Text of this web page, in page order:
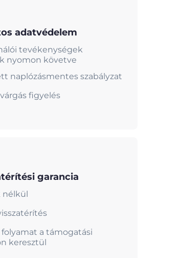
adatvédelem
tevékenységek
nyomon követve
naplózásmentes szabályzat
figyelés
garancia
nélkül
folyamat a támogatási
keresztül